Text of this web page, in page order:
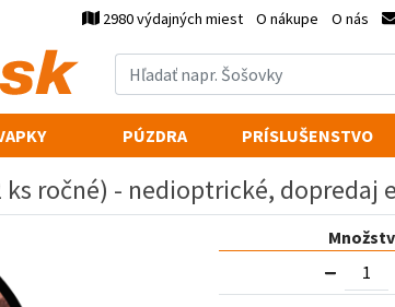
2980 výdajných miest O nákupe O nás
PÚZDRA PRÍSLUŠENSTVO
ks ročné) - nedioptrické, dopredaj